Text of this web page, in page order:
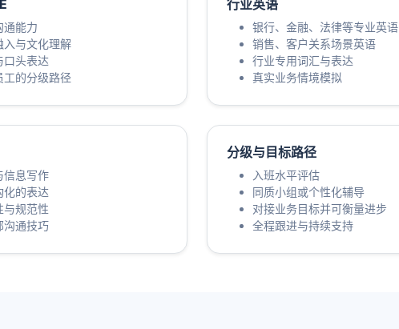
通能力
入与文化理解
口头表达
工的分级路径
行业英语
银行、金融、法律等专业英语
销售、客户关系场景英语
行业专用词汇与表达
真实业务情境模拟
信息写作
化的表达
与规范性
沟通技巧
分级与目标路径
入班水平评估
同质小组或个性化辅导
对接业务目标并可衡量进步
全程跟进与持续支持